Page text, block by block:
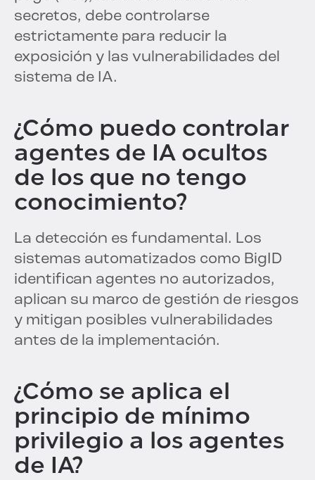
secretos, debe controlarse
estrictamente para reducir la
exposición y las vulnerabilidades del
sistema de IA.
¿Cómo puedo controlar
agentes de IA ocultos
de los que no tengo
conocimiento?
La detección es fundamental. Los
sistemas automatizados como BigID
identifican agentes no autorizados,
aplican su marco de gestión de riesgos
y mitigan posibles vulnerabilidades
antes de la implementación.
¿Cómo se aplica el
principio de mínimo
privilegio a los agentes
de IA?